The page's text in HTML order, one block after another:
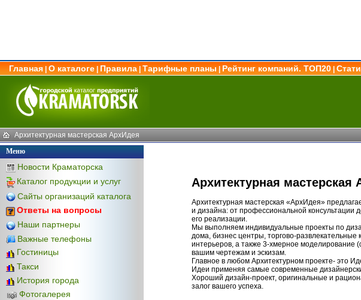
Главная О каталоге Правила Тарифные планы Рейтинг компаний. ТОП20
Архитектурная мастерская АрхИдея
Меню
Новости Краматорска
Каталог продукции и услуг
Сайты организаций каталога
Ответы на вопросы
Наши партнеры
Важные телефоны
Гостиницы
Такси
История города
Фотогалерея
Архитектурная мастерская
Архитектурная мастерская «АрхИдея»
и дизайна: от профессиональной консультации
его реализации.
Мы выполняем индивидуальные проекты по
дома, бизнес центры, торгово-развлекательные
интерьеров, а также 3-хмерное моделирование
вашим чертежам и эскизам.
Главное в любом Архитектурном проекте- это
Идеи применяя самые современные
Хороший дизайн-проект, оригинальные и
залог вашего успеха.